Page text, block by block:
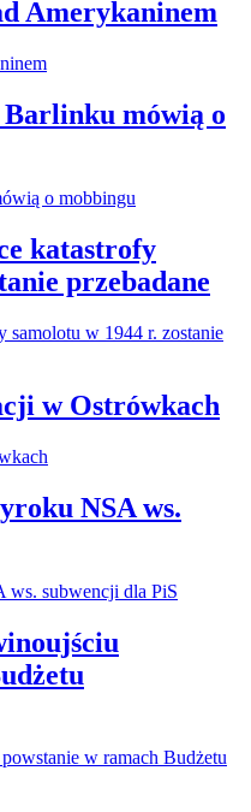
Amerykaninem
mówią o
katastrofy
przebadane
w Ostrówkach
NSA ws.